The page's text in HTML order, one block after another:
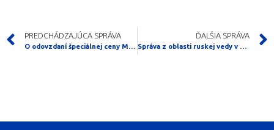
PREDCHÁDZAJÚCA SPRÁVA
O odovzdaní špeciálnej ceny Medzinárodného mládežníckeho filmového festivalu
ĎALŠIA SPRÁVA
Správa z oblasti ruskej vedy v pôvodnom znení (scientificrussia.ru)